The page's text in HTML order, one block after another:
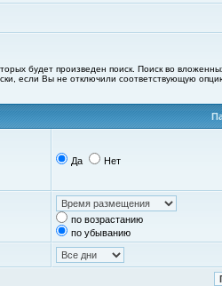
будет произведен поиск. Поиск во
если Вы не отключили соответствующую
Да Нет
по возрастанию
по убыванию